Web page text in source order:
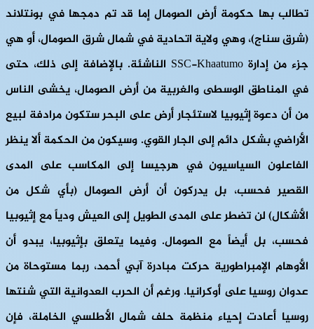
تطالب بها حكومة أرض الصومال إما قد تم دمجها في بونتلاند
(شرق سناج)، وهي ولاية اتحادية في شمال شرق الصومال، أو هي
جزء من إدارة SSC-Khaatumo الناشئة. بالإضافة إلى ذلك، حتى
في المناطق الوسطى والغربية من أرض الصومال، يخشى الناس
من أن دعوة إثيوبيا لاستئجار أرض على البحر ستكون مرادفة لبيع
الأراضي بشكل دائم إلى الجار القوي. وسيكون من الحكمة ألا ينظر
الفاعلون السياسيون في هرجيسا إلى المكاسب على المدى
القصير فحسب، بل يدركون أن أرض الصومال (بأي شكل من
الأشكال) لن تضطر على المدى الطويل إلى العيش ودياً مع إثيوبيا
فحسب، بل أيضاً مع الصومال. وفيما يتعلق بإثيوبيا، يبدو أن
الأوهام الإمبراطورية حركت مبادرة آبي أحمد، ربما مستوحاة من
عدوان روسيا على أوكرانيا. ورغم أن الحرب العدوانية التي شنتها
روسيا أعادت إحياء منظمة حلف شمال الأطلسي الخاملة، فإن